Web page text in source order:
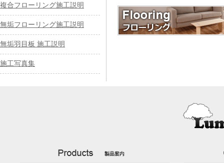
複合フローリング施工説明
無垢フローリング施工説明
無垢羽目板 施工説明
施工写真集